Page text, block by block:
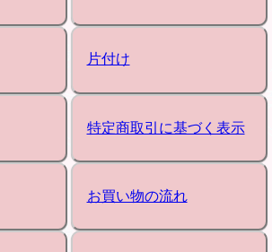
片付け
特定商取引に基づく表示
お買い物の流れ